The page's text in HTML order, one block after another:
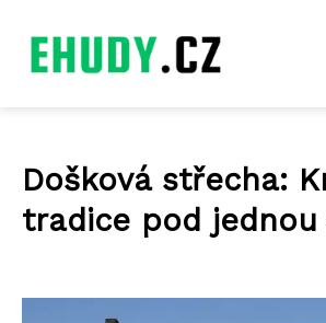
Došková střecha:
tradice pod